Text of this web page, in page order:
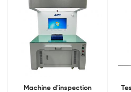
Machine d'inspection